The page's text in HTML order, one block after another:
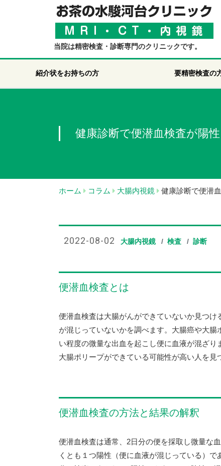
当院は精密検査・診断専門のクリニックです。
紹介状をお持ちの方 要精密検査の
健康診断で便潜血検査が陽
ホーム コラム 大腸内視鏡 健康診断で便潜
2022-08-02 大腸内視鏡 検査 診断
便潜血検査とは
便潜血検査は大腸がんができていないか見つ
が混じっていないかを調べます。大腸癌や大
い程度の微量な出血を起こし便に血液が混ざ
大腸ポリープができている可能性が高い人を見
便潜血検査の方法と結果の解釈
便潜血検査は通常、2日分の便を採取し微量な
くとも１つ陽性（便に血液が混じっている）